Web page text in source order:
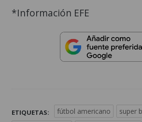
*Información EFE
ETIQUETAS: fútbol americano
super